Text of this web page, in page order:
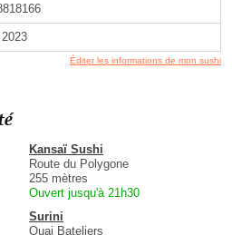
Éditer les informations de mon sushi
Kansaï Sushi
Route du Polygone
255 mètres
Ouvert jusqu'à 21h30
Surini
Quai Bateliers